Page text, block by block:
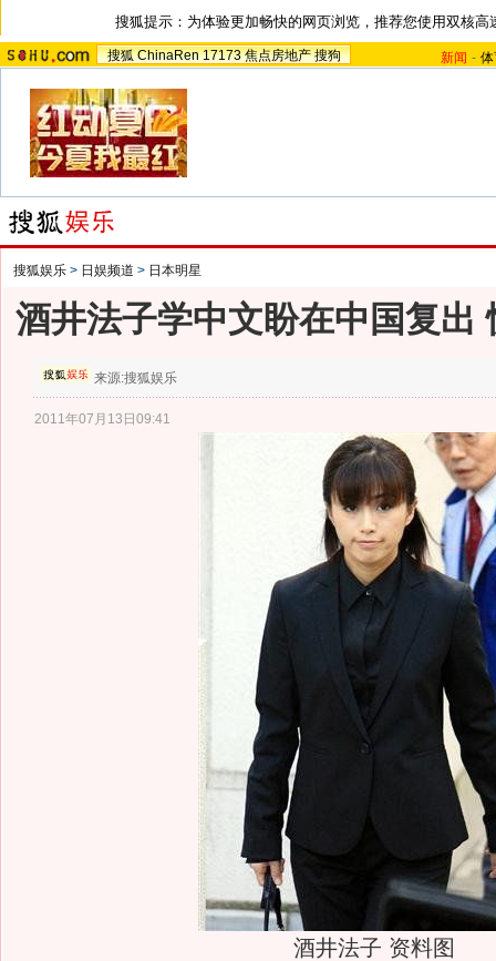
搜狐提示：为体验更加畅快的网页浏览，推荐您使用双核高
搜狐 ChinaRen 17173 焦点房地产 搜狗 新闻 -
搜狐娱乐 > 日娱频道 > 日本明星
酒井法子学中文盼在中国复出
来源:搜狐娱乐
2011年07月13日09:41
酒井法子 资料图